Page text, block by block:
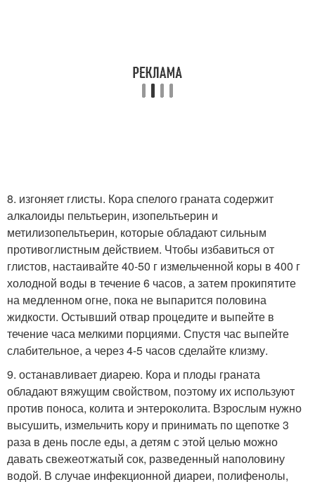
8. изгоняет глисты. Кора спелого граната содержит
алкалоиды пельтьерин, изопельтьерин и
метилизопельтьерин, которые обладают сильным
противоглистным действием. Чтобы избавиться от
глистов, настаивайте 40-50 г измельченной коры в 400 г
холодной воды в течение 6 часов, а затем прокипятите
на медленном огне, пока не выпарится половина
жидкости. Остывший отвар процедите и выпейте в
течение часа мелкими порциями. Спустя час выпейте
слабительное, а через 4-5 часов сделайте клизму.
9. останавливает диарею. Кора и плоды граната
обладают вяжущим свойством, поэтому их используют
против поноса, колита и энтероколита. Взрослым нужно
высушить, измельчить кору и принимать по щепотке 3
раза в день после еды, а детям с этой целью можно
давать свежеотжатый сок, разведенный наполовину
водой. В случае инфекционной диареи, полифенолы,